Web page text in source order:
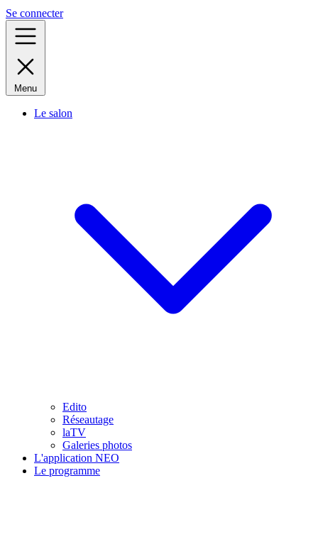
Se connecter
Menu
Le salon
Edito
Réseautage
laTV
Galeries photos
L'application NEO
Le programme